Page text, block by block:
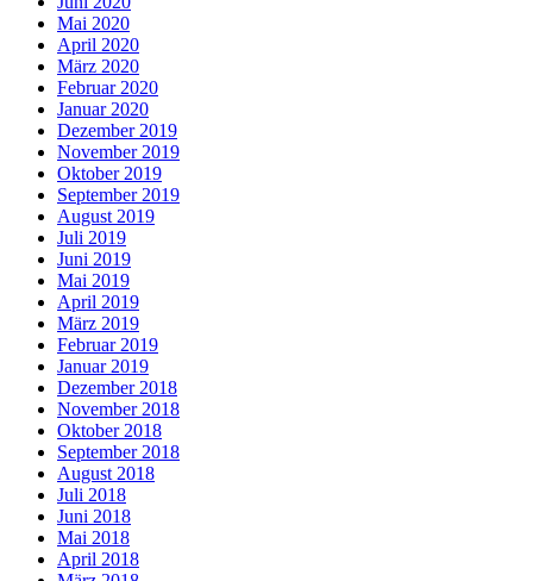
Mai 2020
April 2020
März 2020
Februar 2020
Januar 2020
Dezember 2019
November 2019
Oktober 2019
September 2019
August 2019
Juli 2019
Juni 2019
Mai 2019
April 2019
März 2019
Februar 2019
Januar 2019
Dezember 2018
November 2018
Oktober 2018
September 2018
August 2018
Juli 2018
Juni 2018
Mai 2018
April 2018